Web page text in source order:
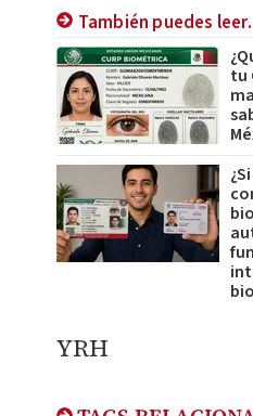
También puedes
tu
YRH